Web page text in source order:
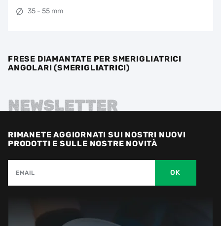
35 - 55 mm
FRESE DIAMANTATE PER SMERIGLIATRICI
ANGOLARI (SMERIGLIATRICI)
NEWSLETTER
RIMANETE AGGIORNATI SUI NOSTRI NUOVI
PRODOTTI E SULLE NOSTRE NOVITÀ
EMAIL OK